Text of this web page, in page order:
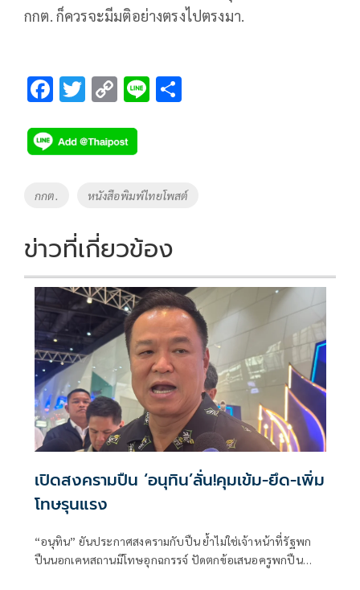
กกต. ก็ควรจะมีมติอย่างตรงไปตรงมา.
F
e
b
o
k
T
tt
er
C
p
y
Li
k
Li
Tags
กกต. หนังสือพิมพ์ไทยโพสต์
ข่าวที่เกี่ยวข้อง
เปิดสงครามปืน ‘อนุทิน’ลั่น!คุมเข้ม-ยึด-เพิ่ม
โทษรุนแรง
“อนุทิน” ยันประกาศสงครามกับปืน ย้ำไม่ใช่เจ้าหน้าที่รัฐพก
ปืนนอกเคหสถานมีโทษอุกฉกรรจ์ ปัดตกข้อเสนอครูพกปืน